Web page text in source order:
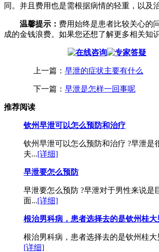
同。并且费用也是需根据病情的轻重，以及
温馨提示： 费用始终是患者比较关心的
成的金钱浪费。如果您还想了解更多相关知
上一篇： 早泄的症状主要有什么
下一篇： 早泄是怎样一回事呢
推荐阅读
钦州早泄可以怎么预防和治疗
钦州早泄可以怎么预防和治疗 ?早泄
夫...[详细]
早泄要怎么预防
早泄要怎么预防 ?早泄对于男性来说
面...[详细]
根治男科病，患者选择去的是钦州桂大
根治男科病，患者选择去的是钦州桂
[详细]